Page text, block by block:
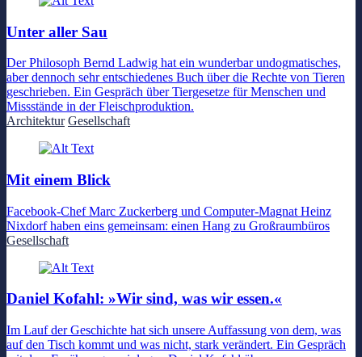
Unter aller Sau
Der Philosoph Bernd Ladwig hat ein wunderbar undogmatisches,
aber dennoch sehr entschiedenes Buch über die Rechte von Tieren
geschrieben. Ein Gespräch über Tiergesetze für Menschen und
Missstände in der Fleischproduktion.
Architektur Gesellschaft
Mit einem Blick
Facebook-Chef Marc Zuckerberg und Computer-Magnat Heinz
Nixdorf haben eins gemeinsam: einen Hang zu Großraumbüros
Gesellschaft
Daniel Kofahl: »Wir sind, was wir essen.«
Im Lauf der Geschichte hat sich unsere Auffassung von dem, was
auf den Tisch kommt und was nicht, stark verändert. Ein Gespräch